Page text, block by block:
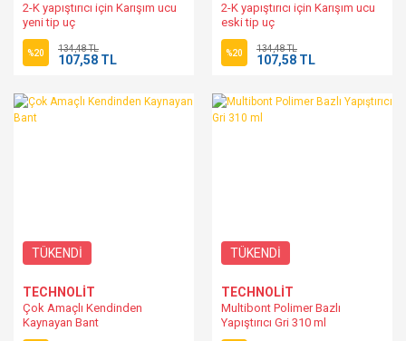
2-K yapıştırıcı için Karışım ucu
yeni tip uç
%20 134,48 TL
107,58 TL
2-K yapıştırıcı için Karışım ucu
eski tip uç
%20 134,48 TL
107,58 TL
TÜKENDİ
TECHNOLİT
Çok Amaçlı Kendinden
Kaynayan Bant
TÜKENDİ
TECHNOLİT
Multibont Polimer Bazlı
Yapıştırıcı Gri 310 ml